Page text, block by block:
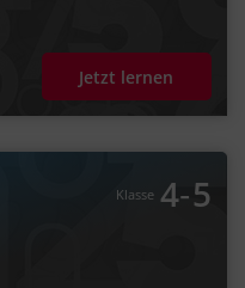
Jetzt lernen
Klasse 4‐5